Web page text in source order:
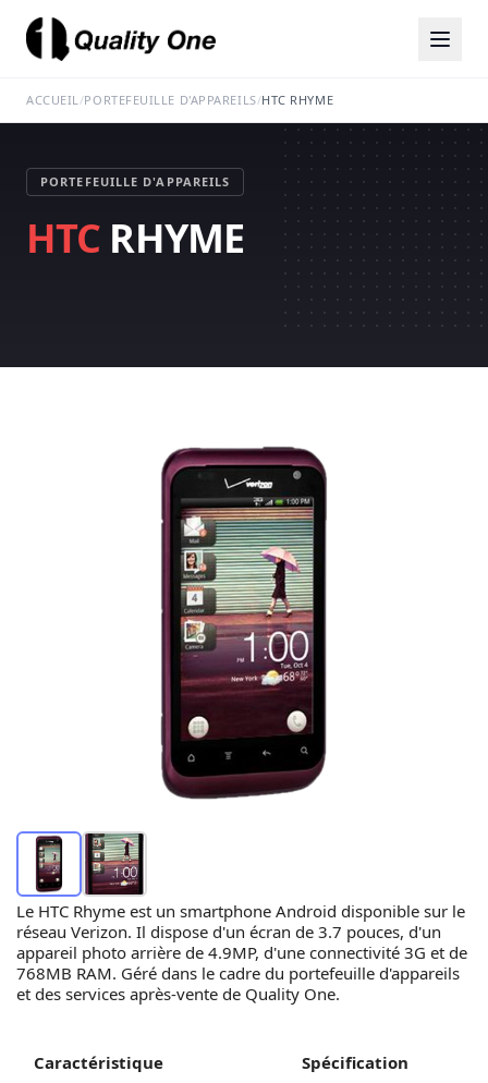
ACCUEIL/PORTEFEUILLE D'APPAREILS/HTC RHYME
PORTEFEUILLE D'APPAREILS
HTC RHYME
Le HTC Rhyme est un smartphone Android disponible sur le
réseau Verizon. Il dispose d'un écran de 3.7 pouces, d'un
appareil photo arrière de 4.9MP, d'une connectivité 3G et de
768MB RAM. Géré dans le cadre du portefeuille d'appareils
et des services après-vente de Quality One.
Caractéristique Spécification